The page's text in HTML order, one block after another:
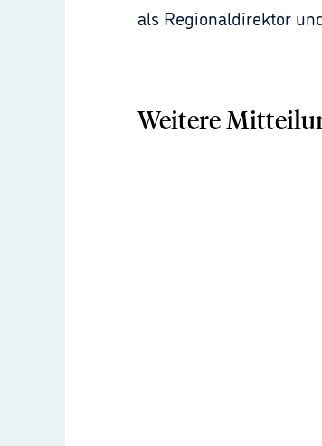
als Regionaldirektor
Weitere